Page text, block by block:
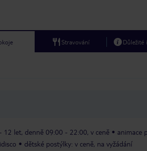
Stravování Důležité
12 let, denně 09:00 - 22:00, v ceně
animace
dětské postýlky: v ceně, na vyžádání